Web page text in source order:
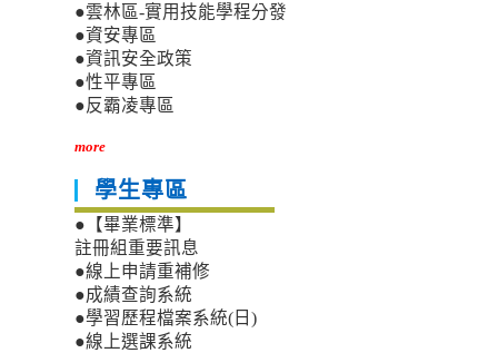
●雲林區-實用技能學程分發
●資安專區
●資訊安全政策
●性平專區
●反霸凌專區
more
學生專區
●【畢業標準】
註冊組重要訊息
●線上申請重補修
●成績查詢系統
●學習歷程檔案系統(日)
●線上選課系統